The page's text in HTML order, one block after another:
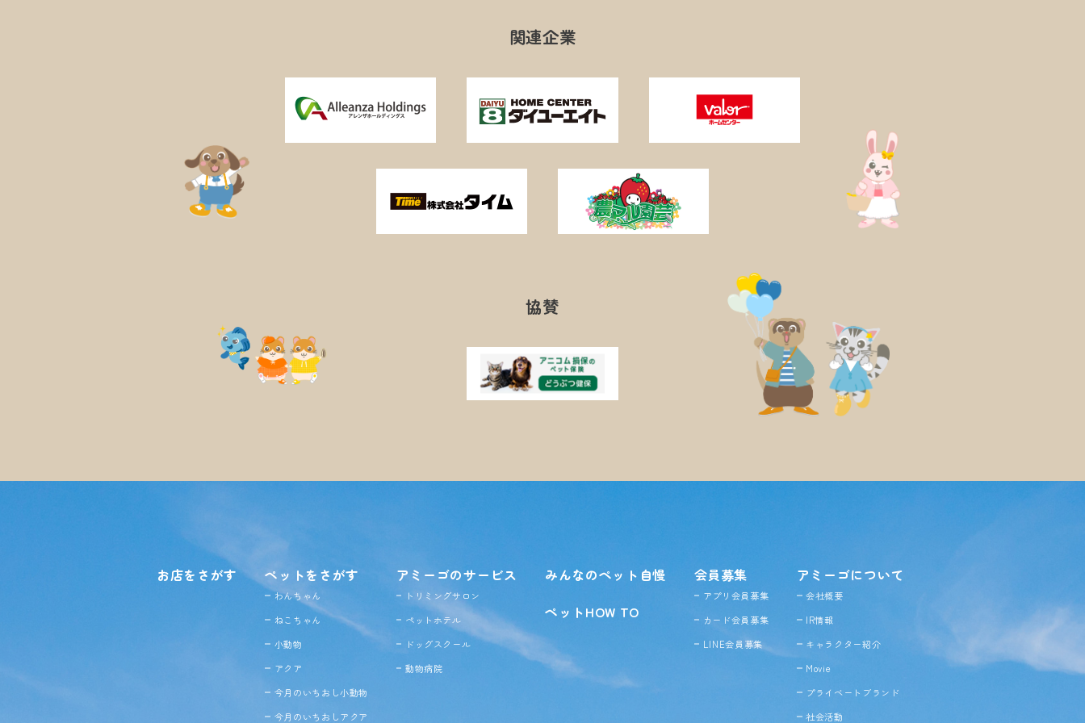
関連企業
協賛
お店をさがす ペットをさがす
わんちゃん
ねこちゃん
小動物
アクア
今月のいちおし小動物
今月のいちおしアクア
アミーゴのサービス
トリミングサロン
ペットホテル
ドッグスクール
動物病院
みんなのペット自慢
ペットHOW TO
会員募集
アプリ会員募集
カード会員募集
LINE会員募集
アミーゴについて
会社概要
IR情報
キャラクター紹介
Movie
プライベートブランド
社会活動